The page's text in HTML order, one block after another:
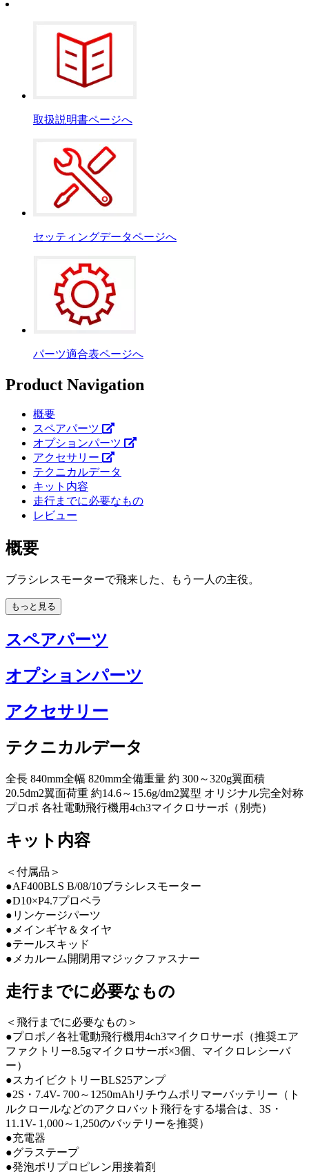
取扱説明書ページへ
セッティングデータページへ
パーツ適合表ページへ
Product Navigation
概要
スペアパーツ
オプションパーツ
アクセサリー
テクニカルデータ
キット内容
走行までに必要なもの
レビュー
概要
ブラシレスモーターで飛来した、もう一人の主役。
もっと見る
スペアパーツ
オプションパーツ
アクセサリー
テクニカルデータ
全長 840mm全幅 820mm全備重量 約 300～320g翼面積
20.5dm2翼面荷重 約14.6～15.6g/dm2翼型 オリジナル完全対称
プロポ 各社電動飛行機用4ch3マイクロサーボ（別売）
キット内容
＜付属品＞
●AF400BLS B/08/10ブラシレスモーター
●D10×P4.7プロペラ
●リンケージパーツ
●メインギヤ＆タイヤ
●テールスキッド
●メカルーム開閉用マジックファスナー
走行までに必要なもの
＜飛行までに必要なもの＞
●プロポ／各社電動飛行機用4ch3マイクロサーボ（推奨エア
ファクトリー8.5gマイクロサーボ×3個、マイクロレシーバ
ー）
●スカイビクトリーBLS25アンプ
●2S・7.4V- 700～1250mAhリチウムポリマーバッテリー（ト
ルクロールなどのアクロバット飛行をする場合は、3S・
11.1V- 1,000～1,250のバッテリーを推奨）
●充電器
●グラステープ
●発泡ポリプロピレン用接着剤